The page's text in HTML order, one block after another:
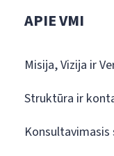
APIE VMI
Misija, Vizija ir
Struktūra ir
Konsultavimasis